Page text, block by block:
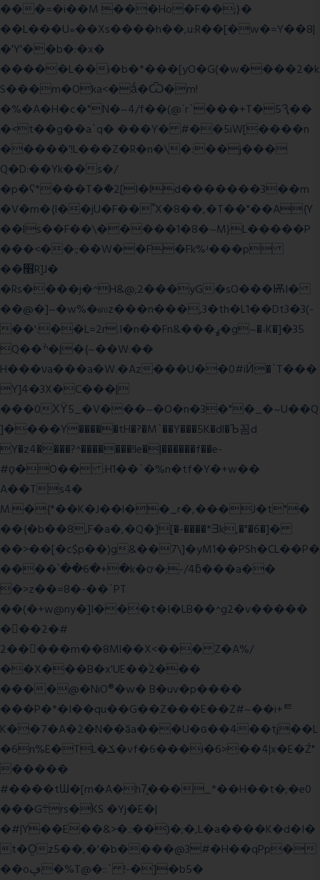
���=�i��M ���Ho�F��;}�
��L���U»��Xs����h��,u:R��[�w�=Y��8|
�'Y'��b�:�x�
�����L��i�b�*���[yO�G(�w����2�k
S���m�Oka<�ǻ�Ѿ�m!
�%�A�H�c�"N�~4/f��(@ʿr`���+T�5Ԇ��
�<t��g��a`q� ���Y� #��5iW[����n
�����'!L���Z�R�n�\�:��j���
Q�D:��Yk��s�/
�p�ʕ*���T�ؘ�2[I�ld�������3��m
�V�m�{I��jU�F��˭X�8��,�T��"��A{Y
��ls��F��\�����1�8�~M}L�����P
���<��:;��W��F�Fk%ʴ���p
��׫R]J�
�Rs����j�^H&@;2���yG�sO���ѬI�
��@�]~�w%�ஸz���n���,3�th�L1��Dt3�3(-
��':��L=2r.I�n��Fn&���ߩ�g~�˴K�]�35
Q��ׯ�|�{~��W:��
H���νa���a�W.�Az���U��0#iӤ�`T���
Y]4�3X�C���|
���0ХΫ5_�V���~�O�n�3�"�_�~U��Q
]����Y�����tH�?�M`��Y���5K�dl�Ъ꼼d
Y�z4����?^�������!le�|������f��e-
#ϙ�O�� :H1��`�%n�tf�Y�+w��
A��Ts4�
M:�{*��K�J��l��_r�,���J�t"�
��{�b��8,F�a�,�Q�][�-����*Ǝk,�"�6�]�
��>��[�c$p��)g&��7\]�yM1��PSh�CL��P�
����՝��6�+�k�ơ�;-/4ƃ���a��
�>z��=8�-��`PT
��(�+w@ny�]I���t�I�LB��^g2�v�����
��ٕ�2�#
2�����m��8Ml��X<��� Z�A%/
��X���B�x'UE��֔2���
����@�NiO®�w� B�uv�p����
���P�*�I��qu��G��Z��� E��Z#~��i+ᄐ
K��7�A�2�N��ăa���U�ɢ��4��tj��L
�6n%E�TL�ݎ�vf�6���i�6>��4|x�E�Ź"
�����
#����tƜ�[m�A�h7̥���_*��H��t�;�e0
���G܊rs�֗KS �Yj�E�|
�#|Y��E��&>�.:��)�;�,L�a����K�d�I�
t�O͖z5��,�'�b����@3#�H��qPp�
��oڥ�%T@�::` !-�]�b5�